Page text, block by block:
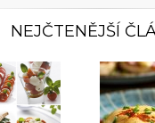
NEJČTENĚJŠÍ